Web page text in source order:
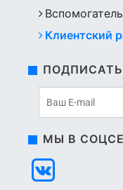
Клиентский
МЫ В